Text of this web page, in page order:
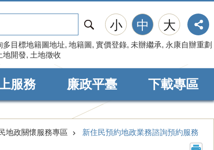
尋
多目標地籍圖地址 地籍圖 實價登錄 未辦繼承 永康自辦重劃
地開發 土地徵收
小 中 大
服務 廉政平臺 下載專區
地政關懷服務專區 新住民預約地政業務諮詢預約服務